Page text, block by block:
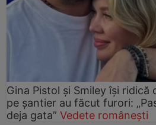
Gina Pistol și Smiley își ridică
pe șantier au făcut furori:
deja gata” Vedete românești